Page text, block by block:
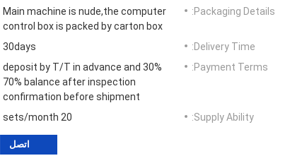
Packaging Details:
Main machine is nude,the computer
control box is packed by carton box
Delivery Time:
30days
Payment Terms:
30% deposit by T/T in advance and
70% balance after inspection
confirmation before shipment
Supply Ability:
20 sets/month
اتصل